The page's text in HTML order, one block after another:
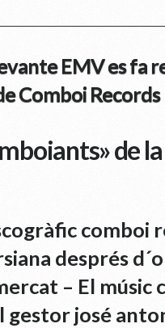
EMV es fa
Comboi Records
de la
comboi
després
– El músic
gestor josé